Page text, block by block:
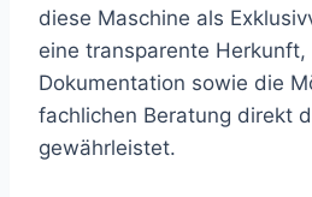
diese Maschine als
eine transparente
Dokumentation sowie die
fachlichen Beratung direkt
gewährleistet.